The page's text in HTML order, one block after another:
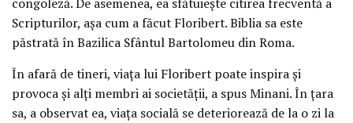
Scripturilor, așa cum a făcut Floribert. Biblia sa este
păstrată în Bazilica Sfântul Bartolomeu din Roma.
În afară de tineri, viața lui Floribert poate inspira și
provoca și alți membri ai societății, a spus Minani. În țara
sa, a observat ea, viața socială se deteriorează de la o zi la